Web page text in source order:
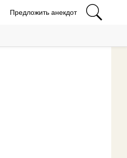
Предложить анекдот